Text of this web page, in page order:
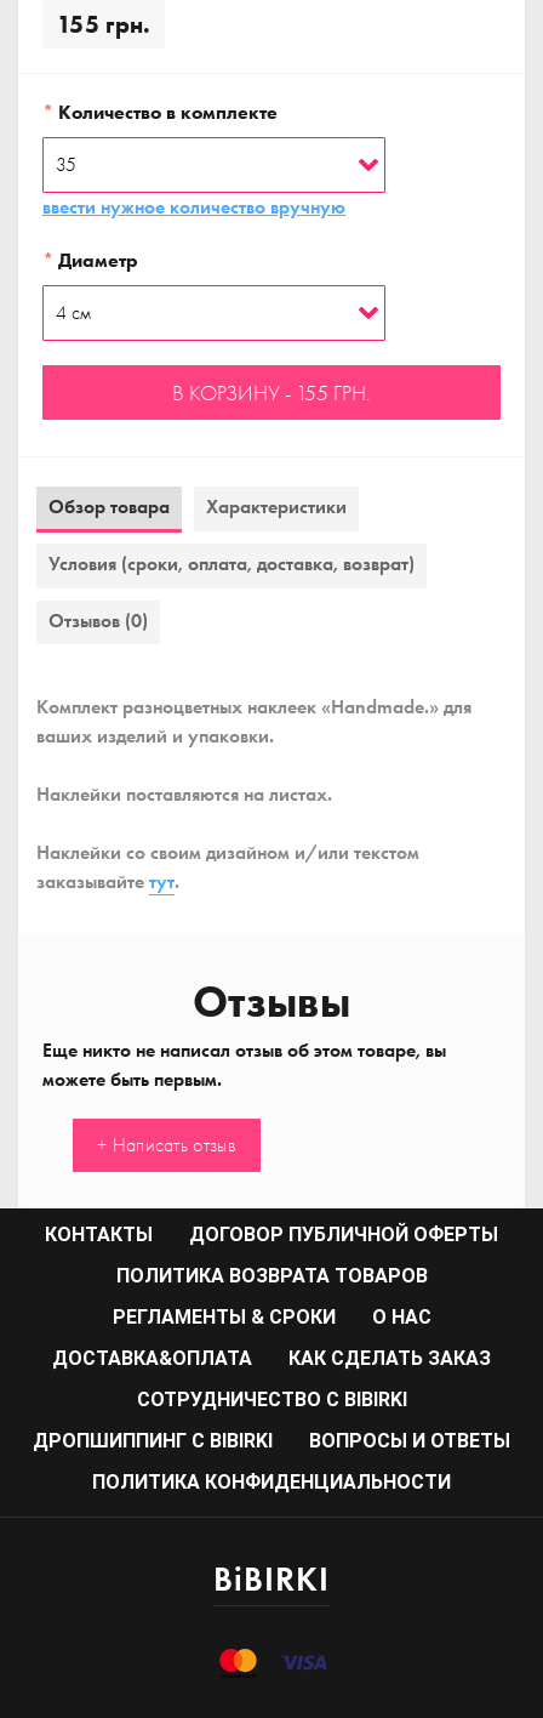
155 грн.
* Количество в комплекте
ввести нужное количество вручную
* Диаметр
В КОРЗИНУ - 155 ГРН.
Обзор товара Характеристики
Условия (сроки, оплата, доставка, возврат)
Отзывов (0)
Комплект разноцветных наклеек «Handmade.» для
ваших изделий и упаковки.
Наклейки поставляются на листах.
Наклейки со своим дизайном и/или текстом
заказывайтетут.
Отзывы
Еще никто не написал отзыв об этом товаре, вы
можете быть первым.
+ Написать отзыв
КОНТАКТЫ
ДОГОВОР ПУБЛИЧНОЙ ОФЕРТЫ
ПОЛИТИКА ВОЗВРАТА ТОВАРОВ
РЕГЛАМЕНТЫ & СРОКИ
О НАС
ДОСТАВКА&ОПЛАТА
КАК СДЕЛАТЬ ЗАКАЗ
CОТРУДНИЧЕСТВО С BIBIRKI
ДРОПШИППИНГ С BIBIRKI
ВОПРОСЫ И ОТВЕТЫ
ПОЛИТИКА КОНФИДЕНЦИАЛЬНОСТИ
BiBIRKI